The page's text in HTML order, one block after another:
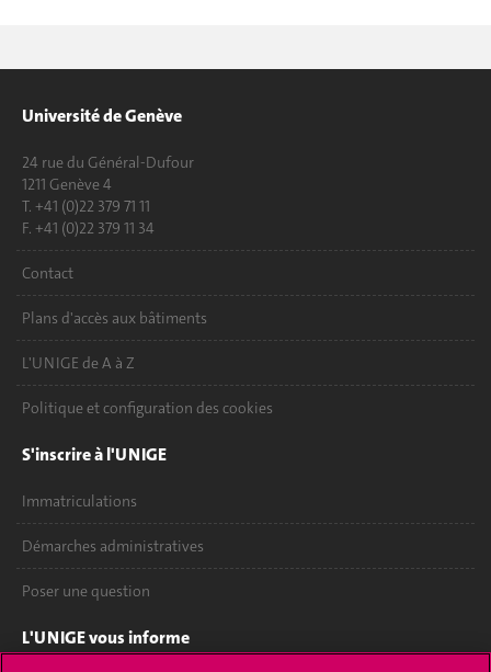
Université de Genève
24 rue du Général-Dufour
1211 Genève 4
T. +41 (0)22 379 71 11
F. +41 (0)22 379 11 34
Contact
Plans d'accès aux bâtiments
L'UNIGE de A à Z
Politique et configuration des cookies
S'inscrire à l'UNIGE
Immatriculations
Démarches administratives
Poser une question
L'UNIGE vous informe